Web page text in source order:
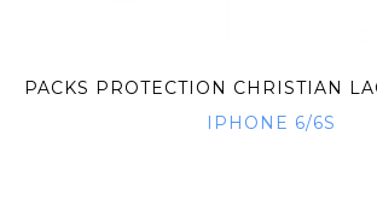
PACKS PROTECTION CHRISTIAN
IPHONE 6/6S